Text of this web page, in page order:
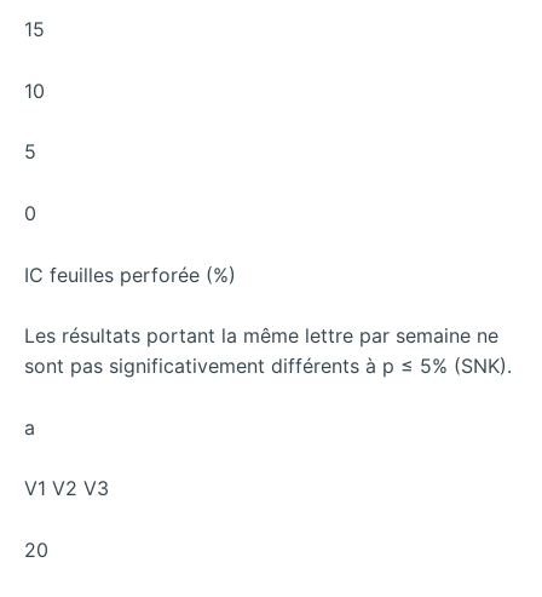
15
10
5
0
IC feuilles perforée (%)
Les résultats portant la même lettre par semaine ne
sont pas significativement différents à p ≤ 5% (SNK).
a
V1 V2 V3
20